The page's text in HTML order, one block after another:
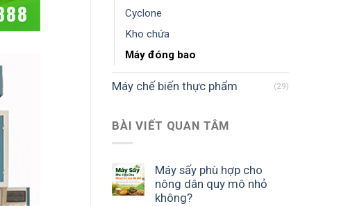
Cyclone
Kho chứa
Máy đóng bao
Máy chế biến thực phẩm (29)
BÀI VIẾT QUAN TÂM
Máy sấy phù hợp cho
nông dân quy mô nhỏ
không?